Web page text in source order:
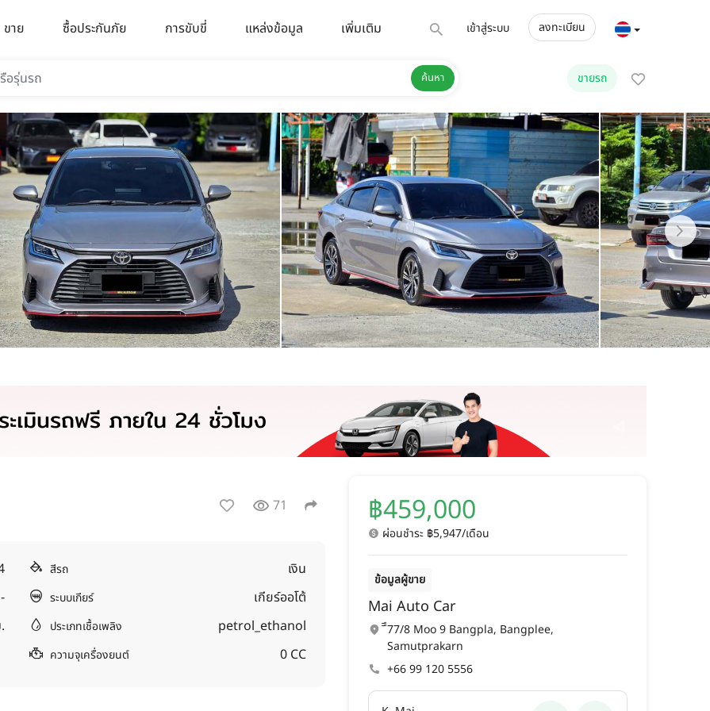
ขาย ซื้อประกันภัย การขับขี่ แหล่งข้อมูล เพิ่มเติม เข้าสู่ระบบ ลงทะเบียน
ขายรถ
ค้นหา
71
-
สีรถ เงิน
ระบบเกียร์ เกียร์ออโต้
ประเภทเชื้อเพลิง petrol_ethanol
ความจุเครื่องยนต์ 0 CC
฿459,000
ผ่อนชำระ ฿5,947/เดือน
ข้อมูลผู้ขาย
Mai Auto Car
ึึ77/8 Moo 9 Bangpla, Bangplee,
Samutprakarn
+66 99 120 5556